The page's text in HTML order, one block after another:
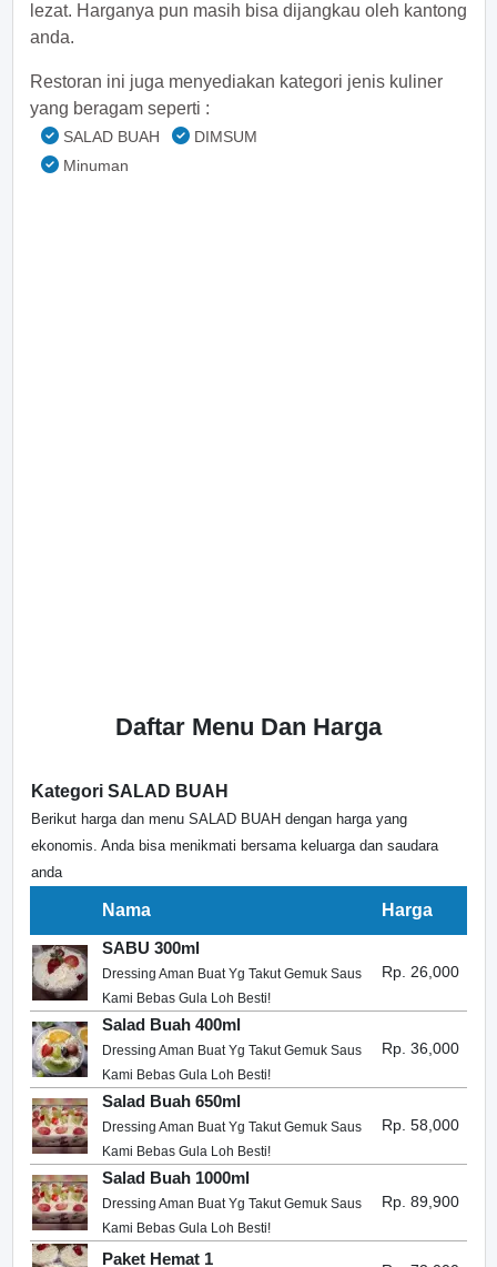
lezat. Harganya pun masih bisa dijangkau oleh kantong
anda.
Restoran ini juga menyediakan kategori jenis kuliner
yang beragam seperti :
SALAD BUAH
DIMSUM
Minuman
Daftar Menu Dan Harga
Kategori SALAD BUAH
Berikut harga dan menu SALAD BUAH dengan harga yang
ekonomis. Anda bisa menikmati bersama keluarga dan saudara
anda
Nama
Harga
SABU 300ml
Dressing Aman Buat Yg Takut Gemuk Saus
Kami Bebas Gula Loh Besti!
Rp. 26,000
Salad Buah 400ml
Dressing Aman Buat Yg Takut Gemuk Saus
Kami Bebas Gula Loh Besti!
Rp. 36,000
Salad Buah 650ml
Dressing Aman Buat Yg Takut Gemuk Saus
Kami Bebas Gula Loh Besti!
Rp. 58,000
Salad Buah 1000ml
Dressing Aman Buat Yg Takut Gemuk Saus
Kami Bebas Gula Loh Besti!
Rp. 89,900
Paket Hemat 1